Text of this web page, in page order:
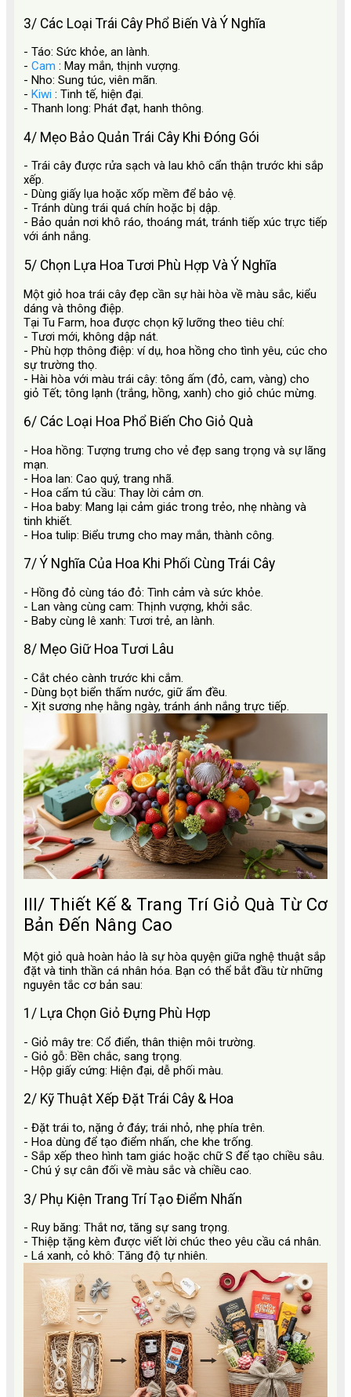
3/ Các Loại Trái Cây Phổ Biến Và Ý Nghĩa
- Táo: Sức khỏe, an lành.
- Cam : May mắn, thịnh vượng.
- Nho: Sung túc, viên mãn.
- Kiwi : Tinh tế, hiện đại.
- Thanh long: Phát đạt, hanh thông.
4/ Mẹo Bảo Quản Trái Cây Khi Đóng Gói
- Trái cây được rửa sạch và lau khô cẩn thận trước khi sắp
xếp.
- Dùng giấy lụa hoặc xốp mềm để bảo vệ.
- Tránh dùng trái quá chín hoặc bị dập.
- Bảo quản nơi khô ráo, thoáng mát, tránh tiếp xúc trực tiếp
với ánh nắng.
5/ Chọn Lựa Hoa Tươi Phù Hợp Và Ý Nghĩa
Một giỏ hoa trái cây đẹp cần sự hài hòa về màu sắc, kiểu
dáng và thông điệp.
Tại Tu Farm, hoa được chọn kỹ lưỡng theo tiêu chí:
- Tươi mới, không dập nát.
- Phù hợp thông điệp: ví dụ, hoa hồng cho tình yêu, cúc cho
sự trường thọ.
- Hài hòa với màu trái cây: tông ấm (đỏ, cam, vàng) cho
giỏ Tết; tông lạnh (trắng, hồng, xanh) cho giỏ chúc mừng.
6/ Các Loại Hoa Phổ Biến Cho Giỏ Quà
- Hoa hồng: Tượng trưng cho vẻ đẹp sang trọng và sự lãng
mạn.
- Hoa lan: Cao quý, trang nhã.
- Hoa cẩm tú cầu: Thay lời cảm ơn.
- Hoa baby: Mang lại cảm giác trong trẻo, nhẹ nhàng và
tinh khiết.
- Hoa tulip: Biểu trưng cho may mắn, thành công.
7/ Ý Nghĩa Của Hoa Khi Phối Cùng Trái Cây
- Hồng đỏ cùng táo đỏ: Tình cảm và sức khỏe.
- Lan vàng cùng cam: Thịnh vượng, khởi sắc.
- Baby cùng lê xanh: Tươi trẻ, an lành.
8/ Mẹo Giữ Hoa Tươi Lâu
- Cắt chéo cành trước khi cắm.
- Dùng bọt biển thấm nước, giữ ẩm đều.
- Xịt sương nhẹ hằng ngày, tránh ánh nắng trực tiếp.
III/ Thiết Kế & Trang Trí Giỏ Quà Từ Cơ
Bản Đến Nâng Cao
Một giỏ quà hoàn hảo là sự hòa quyện giữa nghệ thuật sắp
đặt và tinh thần cá nhân hóa. Bạn có thể bắt đầu từ những
nguyên tắc cơ bản sau:
1/ Lựa Chọn Giỏ Đựng Phù Hợp
- Giỏ mây tre: Cổ điển, thân thiện môi trường.
- Giỏ gỗ: Bền chắc, sang trọng.
- Hộp giấy cứng: Hiện đại, dễ phối màu.
2/ Kỹ Thuật Xếp Đặt Trái Cây & Hoa
- Đặt trái to, nặng ở đáy; trái nhỏ, nhẹ phía trên.
- Hoa dùng để tạo điểm nhấn, che khe trống.
- Sắp xếp theo hình tam giác hoặc chữ S để tạo chiều sâu.
- Chú ý sự cân đối về màu sắc và chiều cao.
3/ Phụ Kiện Trang Trí Tạo Điểm Nhấn
- Ruy băng: Thắt nơ, tăng sự sang trọng.
- Thiệp tặng kèm được viết lời chúc theo yêu cầu cá nhân.
- Lá xanh, cỏ khô: Tăng độ tự nhiên.